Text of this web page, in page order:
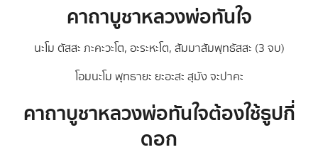
คาถาบูชาหลวงพ่อทันใจ
นะโม ตัสสะ ภะคะวะโต, อะระหะโต, สัมมาสัมพุทธัสสะ (3 จบ)
โอมนะโม พุทธายะ ยะอะสะ สุมัง จะปาคะ
คาถาบูชาหลวงพ่อทันใจต้องใช้ธูปกี่
ดอก